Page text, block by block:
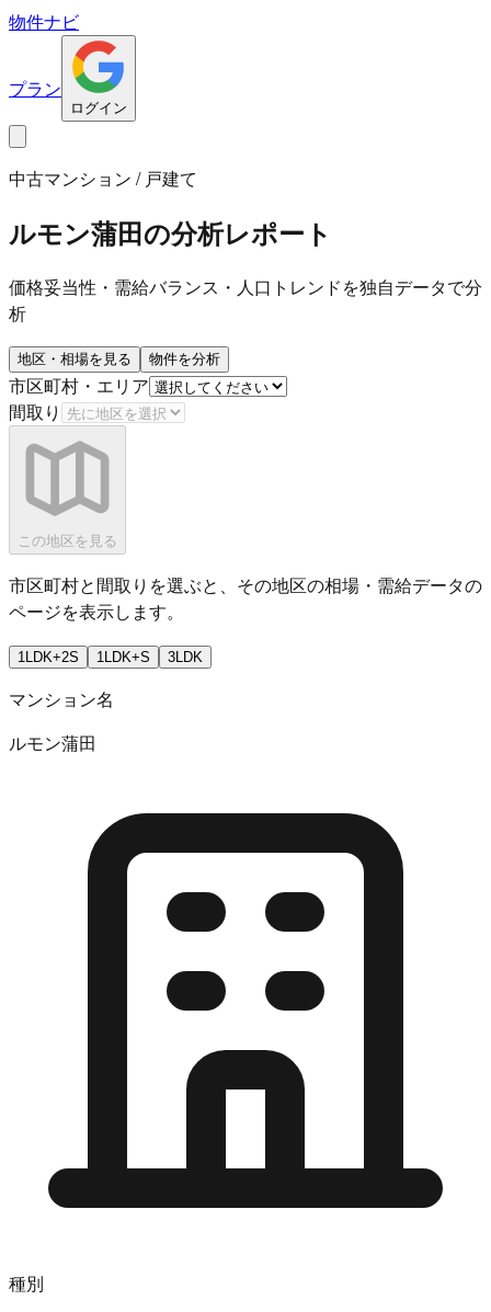
物件ナビ
プラン
ログイン
中古マンション / 戸建て
ルモン蒲田の分析レポート
価格妥当性・需給バランス・人口トレンドを独自データで分
析
地区・相場を見る 物件を分析
市区町村・エリア
間取り
この地区を見る
市区町村と間取りを選ぶと、その地区の相場・需給データの
ページを表示します。
1LDK+2S 1LDK+S 3LDK
マンション名
ルモン蒲田
種別